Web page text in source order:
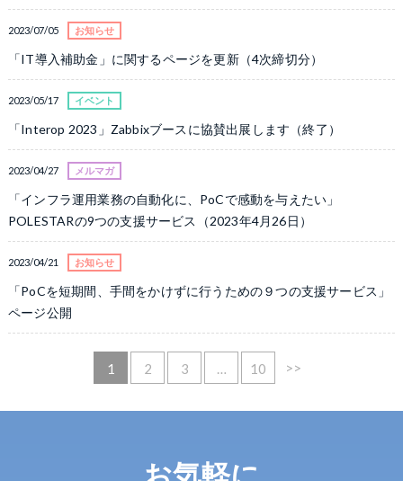
2023/07/05 お知らせ
「IT導入補助金」に関するページを更新（4次締切分）
2023/05/17 イベント
「Interop 2023」Zabbixブースに協賛出展します（終了）
2023/04/27 メルマガ
「インフラ運用業務の自動化に、PoCで感動を与えたい」
POLESTARの9つの支援サービス（2023年4月26日）
2023/04/21 お知らせ
「PoCを短期間、手間をかけずに行うための９つの支援サービス」
ページ公開
1 2 3 … 10 >>